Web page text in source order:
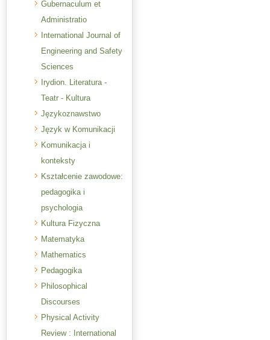
Gubernaculum et
Administratio
International Journal of
Engineering and Safety
Sciences
Irydion. Literatura -
Teatr - Kultura
Językoznawstwo
Język w Komunikacji
Komunikacja i
konteksty
Kształcenie zawodowe:
pedagogika i
psychologia
Kultura Fizyczna
Matematyka
Mathematics
Pedagogika
Philosophical
Discourses
Physical Activity
Review : International